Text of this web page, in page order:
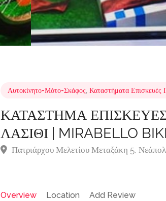
Αυτοκίνητο-Μότο-Σκάφος Καταστήματα Επισκευές
ΚΑΤΑΣΤΗΜΑ
ΛΑΣΙΘΙ | MIRABELLO
Πατριάρχου Μελετίου Μεταξάκη 5,
Overview Location Add Review